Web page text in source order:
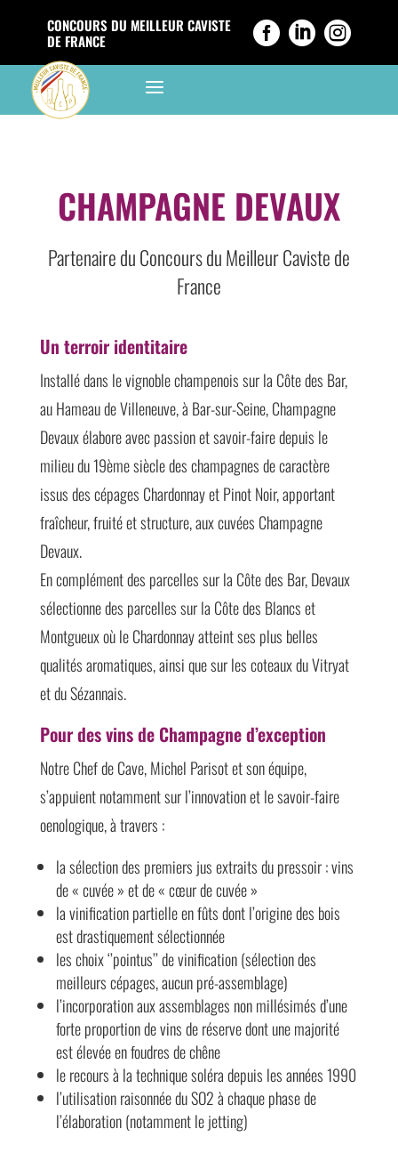
CONCOURS DU MEILLEUR CAVISTE
DE FRANCE
  
a
CHAMPAGNE DEVAUX
Partenaire du Concours du Meilleur Caviste de
France
Un terroir identitaire
Installé dans le vignoble champenois sur la Côte des Bar,
au Hameau de Villeneuve, à Bar-sur-Seine, Champagne
Devaux élabore avec passion et savoir-faire depuis le
milieu du 19ème siècle des champagnes de caractère
issus des cépages Chardonnay et Pinot Noir, apportant
fraîcheur, fruité et structure, aux cuvées Champagne
Devaux.
En complément des parcelles sur la Côte des Bar, Devaux
sélectionne des parcelles sur la Côte des Blancs et
Montgueux où le Chardonnay atteint ses plus belles
qualités aromatiques, ainsi que sur les coteaux du Vitryat
et du Sézannais.
Pour des vins de Champagne d’exception
Notre Chef de Cave, Michel Parisot et son équipe,
s’appuient notamment sur l’innovation et le savoir-faire
oenologique, à travers :
la sélection des premiers jus extraits du pressoir : vins
de « cuvée » et de « cœur de cuvée »
la vinification partielle en fûts dont l’origine des bois
est drastiquement sélectionnée
les choix ‘’pointus’’ de vinification (sélection des
meilleurs cépages, aucun pré-assemblage)
l’incorporation aux assemblages non millésimés d’une
forte proportion de vins de réserve dont une majorité
est élevée en foudres de chêne
le recours à la technique soléra depuis les années 1990
l’utilisation raisonnée du SO2 à chaque phase de
l’élaboration (notamment le jetting)